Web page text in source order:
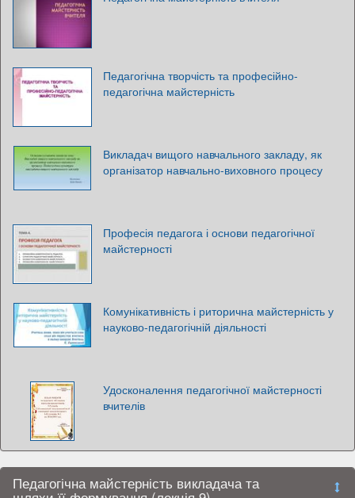
Педагогічна творчість та професійно-
педагогічна майстерність
Викладач вищого навчального закладу, як
організатор навчально-виховного процесу
Професія педагога і основи педагогічної
майстерності
Комунікативність і риторична майстерність у
науково-педагогічній діяльності
Удосконалення педагогічної майстерності
вчителів
Педагогічна майстерність викладача та